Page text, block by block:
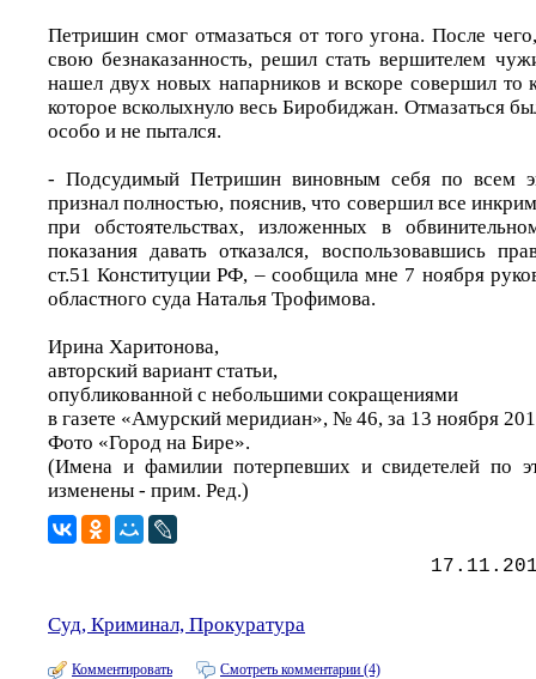
Петришин смог отмазаться от того угона. После
свою безнаказанность, решил стать вершителем
нашел двух новых напарников и вскоре совершил то
которое всколыхнуло весь Биробиджан. Отмазаться
особо и не пытался.
- Подсудимый Петришин виновным себя по всем
признал полностью, пояснив, что совершил все
при обстоятельствах, изложенных в
показания давать отказался, воспользовавшись
ст.51 Конституции РФ, – сообщила мне 7 ноября
областного суда Наталья Трофимова.
Ирина Харитонова,
авторский вариант статьи,
опубликованной с небольшими сокращениями
в газете «Амурский меридиан», № 46, за 13 ноября
Фото «Город на Бире».
(Имена и фамилии потерпевших и свидетелей по
изменены - прим. Ред.)
Суд, Криминал, Прокуратура
Комментировать Смотреть комментарии (4)